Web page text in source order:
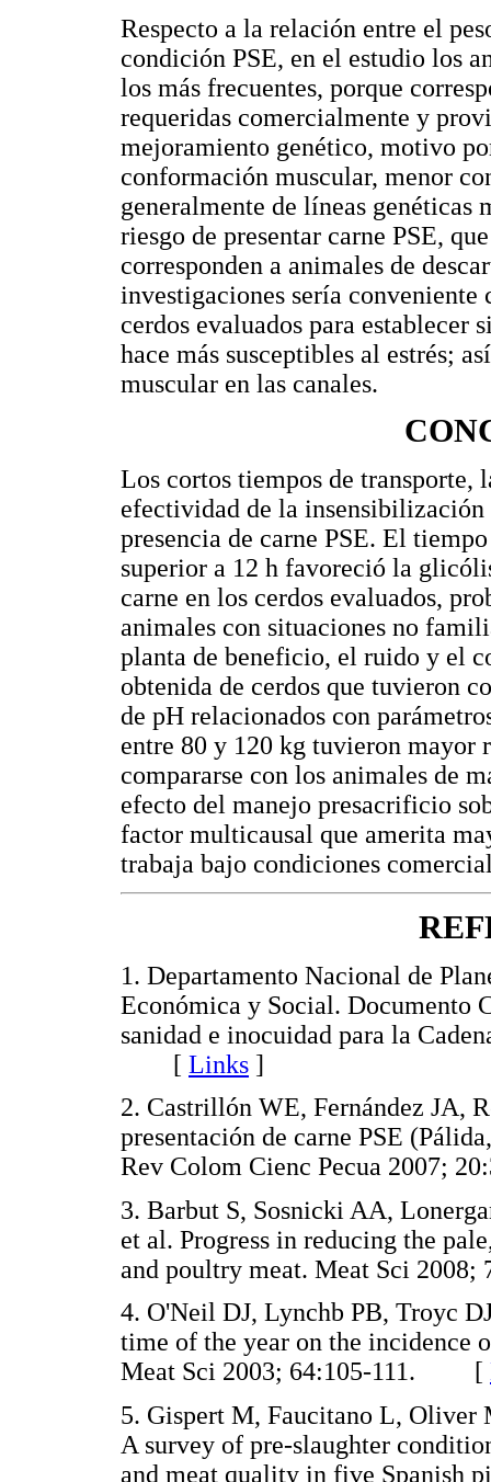
Respecto a la relación entre el
condición PSE, en el estudio los
los más frecuentes, porque
requeridas comercialmente y
mejoramiento genético, motivo
conformación muscular, menor
generalmente de líneas genéticas
riesgo de presentar carne PSE,
corresponden a animales de
investigaciones sería conveniente
cerdos evaluados para establecer
hace más susceptibles al estrés;
muscular en las canales.
Los cortos tiempos de transporte,
efectividad de la insensibilización
presencia de carne PSE. El
superior a 12 h favoreció la
carne en los cerdos evaluados,
animales con situaciones no
planta de beneficio, el ruido y el
obtenida de cerdos que tuvieron
de pH relacionados con
entre 80 y 120 kg tuvieron mayor
compararse con los animales de
efecto del manejo presacrificio
factor multicausal que amerita
trabaja bajo condiciones
1. Departamento Nacional de
Económica y Social. Documento
sanidad e inocuidad para la
[ Links ]
2. Castrillón WE, Fernández JA,
presentación de carne PSE
Rev Colom Cienc Pecua
3. Barbut S, Sosnicki AA,
et al. Progress in reducing the
and poultry meat. Meat Sci
4. O'Neil DJ, Lynchb PB, Troyc
time of the year on the incidence
Meat Sci 2003; 64:105-111. [
5. Gispert M, Faucitano L,
A survey of pre-slaughter
and meat quality in five Spanish